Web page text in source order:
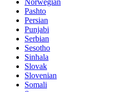
Norwegian
Pashto
Persian
Punjabi
Serbian
Sesotho
Sinhala
Slovak
Slovenian
Somali